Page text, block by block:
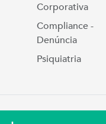
Corporativa
Compliance -
Denúncia
Psiquiatria
2023 | Rua